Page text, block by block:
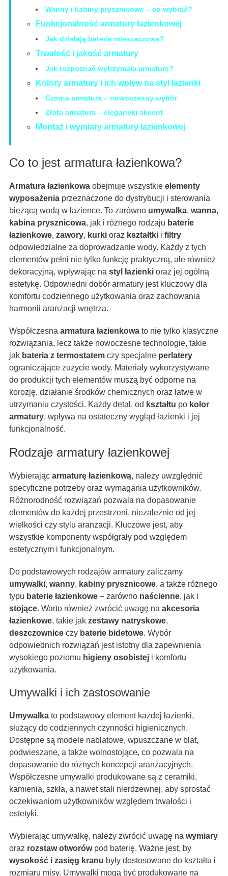
Wanny i kabiny prysznicowe – co wybrać?
Funkcjonalność armatury łazienkowej
Jak działają baterie mieszaczowe?
Trwałość i jakość armatury
Jak rozpoznać wytrzymałą armaturę?
Kolory armatury i ich wpływ na styl łazienki
Czarna armatura – nowoczesny wybór
Złota armatura – elegancki akcent
Montaż i wymiary armatury łazienkowej
Co to jest armatura łazienkowa?
Armatura łazienkowaobejmuje wszystkie elementy
wyposażeniaprzeznaczone do dystrybucji i sterowania
bieżącą wodą w łazience. To zarówno umywalka, wanna,
kabina prysznicowa, jak i różnego rodzaju baterie
łazienkowe, zawory, kurkioraz kształtkii filtry
odpowiedzialne za doprowadzanie wody. Każdy z tych
elementów pełni nie tylko funkcję praktyczną, ale również
dekoracyjną, wpływając na styl łazienkioraz jej ogólną
estetykę. Odpowiedni dobór armatury jest kluczowy dla
komfortu codziennego użytkowania oraz zachowania
harmonii aranżacji wnętrza.
Współczesna armatura łazienkowato nie tylko klasyczne
rozwiązania, lecz także nowoczesne technologie, takie
jak bateria z termostatemczy specjalne perlatery
ograniczające zużycie wody. Materiały wykorzystywane
do produkcji tych elementów muszą być odporne na
korozję, działanie środków chemicznych oraz łatwe w
utrzymaniu czystości. Każdy detal, od kształtu po kolor
armatury, wpływa na ostateczny wygląd łazienki i jej
funkcjonalność.
Rodzaje armatury łazienkowej
Wybierając armaturę łazienkową, należy uwzględnić
specyficzne potrzeby oraz wymagania użytkowników.
Różnorodność rozwiązań pozwala na dopasowanie
elementów do każdej przestrzeni, niezależnie od jej
wielkości czy stylu aranżacji. Kluczowe jest, aby
wszystkie komponenty współgrały pod względem
estetycznym i funkcjonalnym.
Do podstawowych rodzajów armatury zaliczamy
umywalki, wanny, kabiny prysznicowe, a także różnego
typu baterie łazienkowe– zarówno naścienne, jak i
stojące. Warto również zwrócić uwagę na akcesoria
łazienkowe, takie jak zestawy natryskowe,
deszczowniceczy baterie bidetowe. Wybór
odpowiednich rozwiązań jest istotny dla zapewnienia
wysokiego poziomu higieny osobisteji komfortu
użytkowania.
Umywalki i ich zastosowanie
Umywalkato podstawowy element każdej łazienki,
służący do codziennych czynności higienicznych.
Dostępne są modele nablatowe, wpuszczane w blat,
podwieszane, a także wolnostojące, co pozwala na
dopasowanie do różnych koncepcji aranżacyjnych.
Współczesne umywalki produkowane są z ceramiki,
kamienia, szkła, a nawet stali nierdzewnej, aby sprostać
oczekiwaniom użytkowników względem trwałości i
estetyki.
Wybierając umywalkę, należy zwrócić uwagę na wymiary
oraz rozstaw otworówpod baterię. Ważne jest, by
wysokość i zasięg kranu były dostosowane do kształtu i
rozmiaru misy. Umywalki mogą być produkowane na